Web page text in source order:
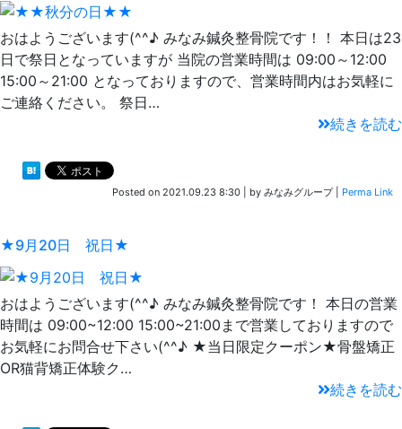
おはようございます(^^♪ みなみ鍼灸整骨院です！！ 本日は23
日で祭日となっていますが 当院の営業時間は 09:00～12:00
15:00～21:00 となっておりますので、営業時間内はお気軽に
ご連絡ください。 祭日…
続きを読む
Posted on 2021.09.23 8:30 by みなみグループ| Perma Link
★9月20日 祝日★
おはようございます(^^♪ みなみ鍼灸整骨院です！ 本日の営業
時間は 09:00~12:00 15:00~21:00まで営業しておりますので
お気軽にお問合せ下さい(^^♪ ★当日限定クーポン★骨盤矯正
OR猫背矯正体験ク…
続きを読む